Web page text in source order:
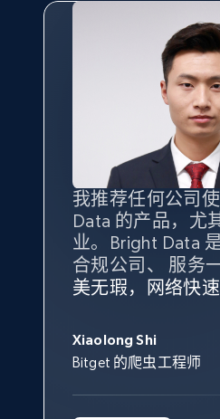
我推荐任何公司
Data 的产品，尤
业。Bright Data
合规公司、 服务
美无瑕，网络快速
Xiaolong Shi
Bitget 的爬虫工程师
Bright Data 拥有
设施，助您持续
帮助您轻松绕过烦
（CAPTCHA）。
根据我的使用体
的服务价值不可估
共网络数据以满
其支持团队和开
最重要的是拥有
最多的数据，而这
Data 和 tgndata
方。
tgndata 的首席执行官
我们对 Bright
象深刻，对整体服
沟通，他的协助
助。
我们对与 Bright
到非常满意。各
服务和支持团队也